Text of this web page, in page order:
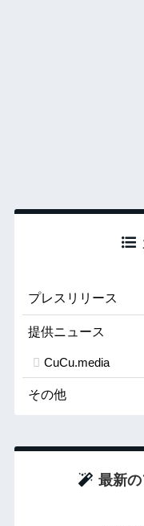
プレスリリース
提供ニュース
CuCu.media
その他
最新